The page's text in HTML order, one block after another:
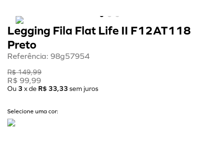
Legging Fila Flat Life II F12AT118
Preto
Referência: 98g57954
R$149,99
R$ 99,99
Ou 3 x de R$ 33,33 sem juros
Selecione uma cor: